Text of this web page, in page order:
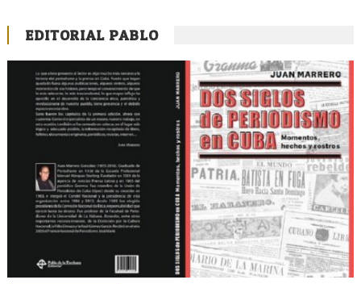
EDITORIAL PABLO